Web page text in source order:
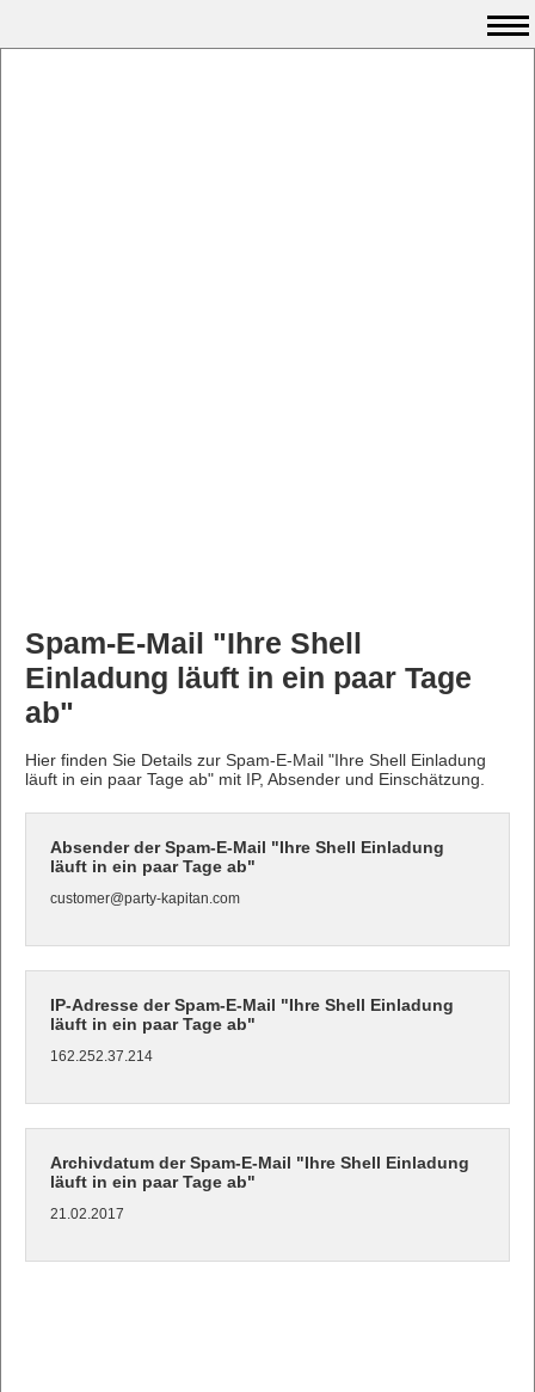
Spam-E-Mail "Ihre Shell
Einladung läuft in ein paar Tage
ab"
Hier finden Sie Details zur Spam-E-Mail "Ihre Shell Einladung
läuft in ein paar Tage ab" mit IP, Absender und Einschätzung.
Absender der Spam-E-Mail "Ihre Shell Einladung
läuft in ein paar Tage ab"
customer@party-kapitan.com
IP-Adresse der Spam-E-Mail "Ihre Shell Einladung
läuft in ein paar Tage ab"
162.252.37.214
Archivdatum der Spam-E-Mail "Ihre Shell Einladung
läuft in ein paar Tage ab"
21.02.2017